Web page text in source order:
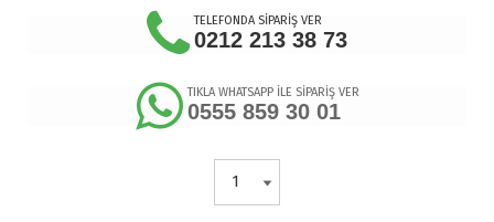
TELEFONDA SİPARİŞ VER
0212 213 38 73
TIKLA WHATSAPP İLE SİPARİŞ VER
0555 859 30 01